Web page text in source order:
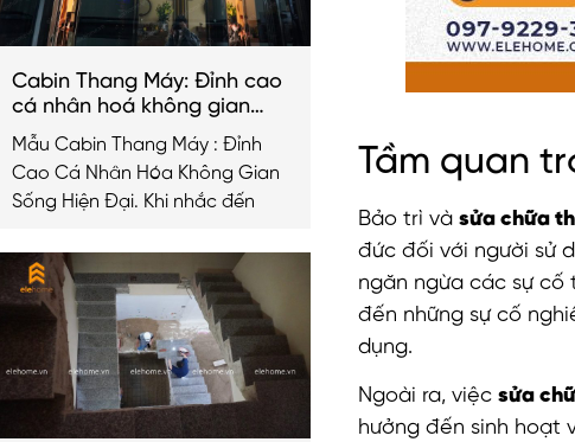
Cabin Thang Máy: Đỉnh cao
cá nhân hoá không gian
sống hiện đại
Mẫu Cabin Thang Máy : Đỉnh
Cao Cá Nhân Hóa Không Gian
Sống Hiện Đại. Khi nhắc đến
Tầm quan
Bảo trì và sửa chữa
đức đối với người sử
ngăn ngừa các sự
đến những sự cố
dụng.
Ngoài ra, việc sửa
hưởng đến sinh hoạt